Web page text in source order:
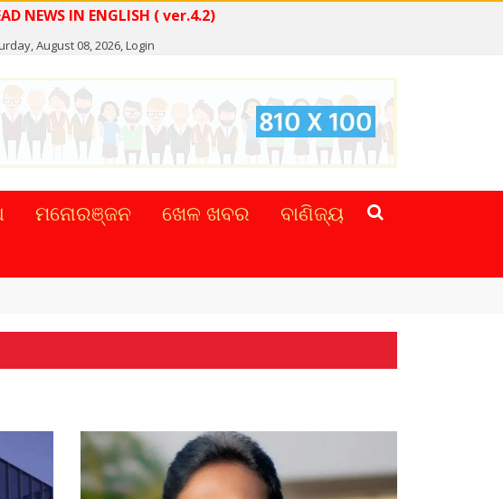
READ NEWS IN ENGLISH ( ver.4.2)
August 08, 2026,Login
ମନୋରଞ୍ଜନ ଖେଳ ଖବର
ବାଣିଜ୍ୟ